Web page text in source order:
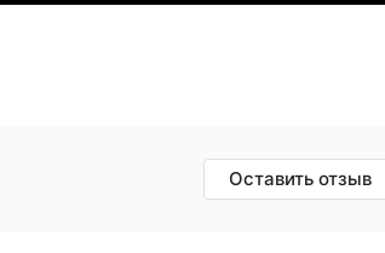
Оставить отзыв